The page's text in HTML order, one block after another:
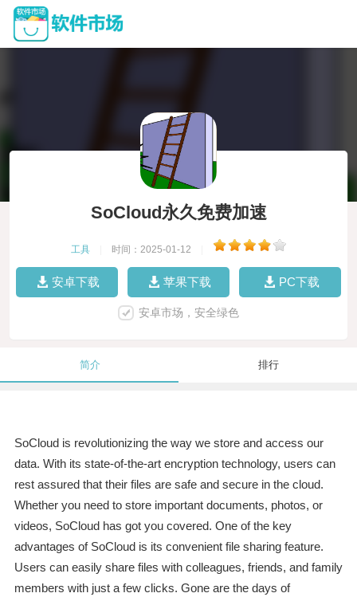
SoCloud永久免费加速
工具 时间：2025-01-12
安卓下载 苹果下载 PC下载
安卓市场，安全绿色
简介 排行
SoCloud is revolutionizing the way we store and access our
data. With its state-of-the-art encryption technology, users can
rest assured that their files are safe and secure in the cloud.
Whether you need to store important documents, photos, or
videos, SoCloud has got you covered. One of the key
advantages of SoCloud is its convenient file sharing feature.
Users can easily share files with colleagues, friends, and family
members with just a few clicks. Gone are the days of